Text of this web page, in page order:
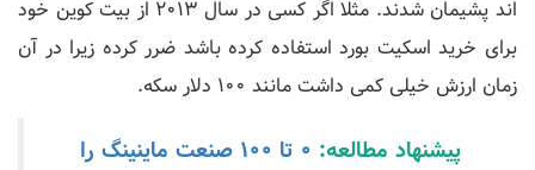
اند پشیمان شدند. مثلا اگر کسی در سال 2013 از بیت کوین خود
برای خرید اسکیت بورد استفاده کرده باشد ضرر کرده زیرا در آن
زمان ارزش خیلی کمی داشت مانند 100 دلار سکه.
پیشنهاد مطالعه:
0 تا 100 صنعت ماینینگ را